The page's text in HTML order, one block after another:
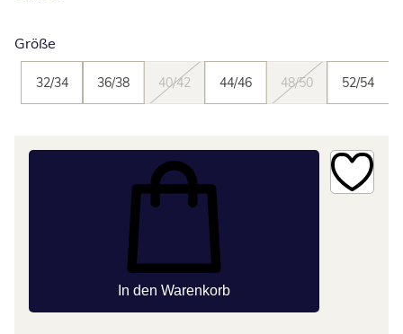
Größe
32/34 36/38 40/42 44/46 48/50 52/54
In den Warenkorb